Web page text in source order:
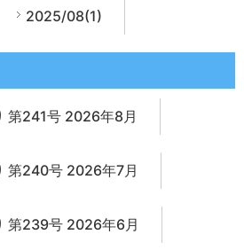
2025/08(1)
第241号 2026年8月
第240号 2026年7月
第239号 2026年6月